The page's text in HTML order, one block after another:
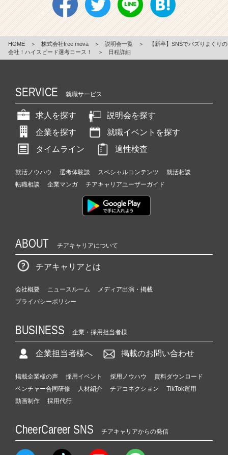
HOME ＞ 株式会社free mova ＞ 説明会一覧 ＞
【新卒】SNSでバズりまくりの
会社！ハイスピード選考コース！
＞ 日程詳細
SERVICE 就職サービス
求人を探す
説明会を探す
企業を探す
就職イベントを探す
タイムライン
適性検査
就活ノウハウ 選考体験談 スペシャルコンテンツ
就活相談
転職相談
企業マンガ チアキャリアユーザーガイド
ABOUT チアキャリアについて
チアキャリアとは
会社概要 ニュースルーム
メディア出演・掲載
プライバシーポリシー
BUSINESS 企業・採用担当者様
企業担当者様へ 掲載のお問い合わせ
掲載企業様の声 採用イベント 採用ノウハウ
資料ダウンロード
ベンチャー合同研修
人材紹介 チアコネクション
TikTok運用
動画制作
採用代行
CheerCareer SNS チアキャリアからの発信